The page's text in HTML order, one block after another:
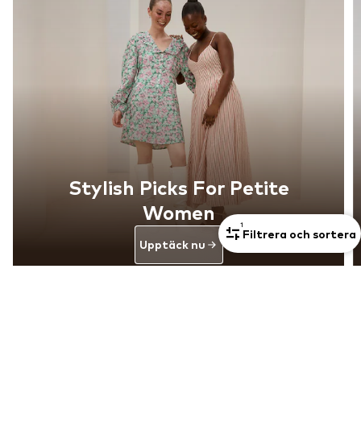
Stylish Picks For Petite
Women
Upptäck nu
1
Filtrera och sortera